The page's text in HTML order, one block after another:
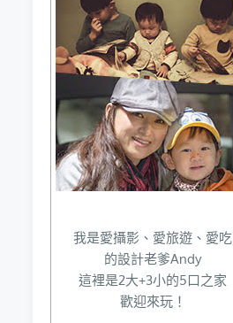
我是愛攝影、愛旅遊、愛吃
的設計老爹Andy
這裡是2大+3小的5口之家
歡迎來玩！